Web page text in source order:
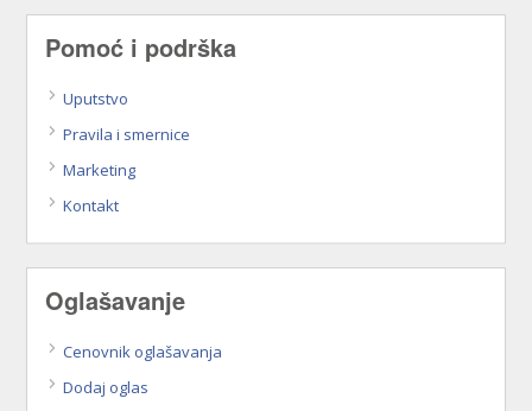
Pomoć i podrška
Uputstvo
Pravila i smernice
Marketing
Kontakt
Oglašavanje
Cenovnik oglašavanja
Dodaj oglas